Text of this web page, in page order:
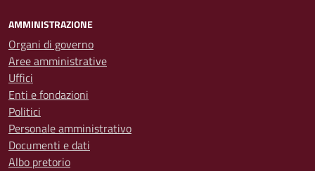
AMMINISTRAZIONE
Organi di governo
Aree amministrative
Uffici
Enti e fondazioni
Politici
Personale amministrativo
Documenti e dati
Albo pretorio